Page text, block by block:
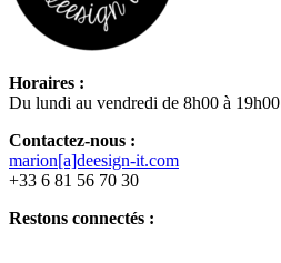
Horaires :
Du lundi au vendredi de 8h00 à 19h00
Contactez-nous :
marion[a]deesign-it.com
+33 6 81 56 70 30
Restons connectés :